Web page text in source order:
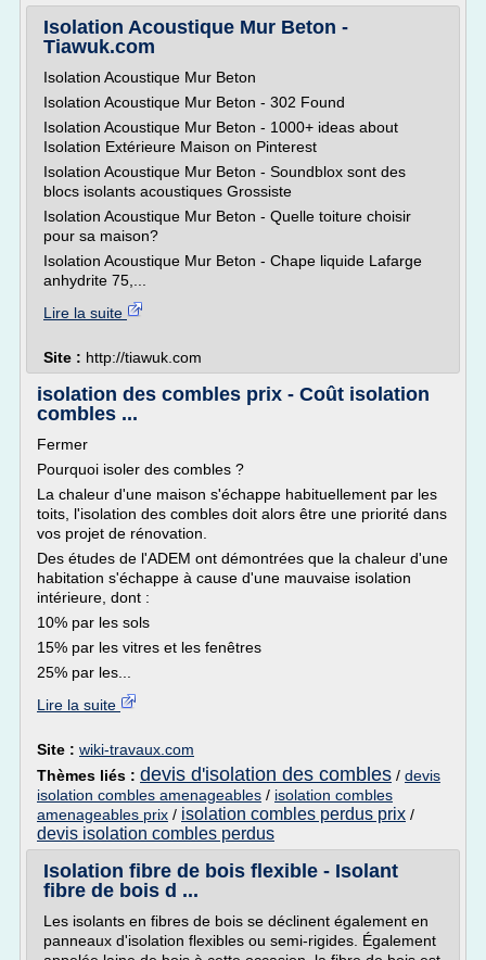
Isolation Acoustique Mur Beton -
Tiawuk.com
Isolation Acoustique Mur Beton
Isolation Acoustique Mur Beton - 302 Found
Isolation Acoustique Mur Beton - 1000+ ideas about
Isolation Extérieure Maison on Pinterest
Isolation Acoustique Mur Beton - Soundblox sont des
blocs isolants acoustiques Grossiste
Isolation Acoustique Mur Beton - Quelle toiture choisir
pour sa maison?
Isolation Acoustique Mur Beton - Chape liquide Lafarge
anhydrite 75,...
Lire la suite
Site : http://tiawuk.com
isolation des combles prix - Coût isolation
combles ...
Fermer
Pourquoi isoler des combles ?
La chaleur d'une maison s'échappe habituellement par les
toits, l'isolation des combles doit alors être une priorité dans
vos projet de rénovation.
Des études de l'ADEM ont démontrées que la chaleur d'une
habitation s'échappe à cause d'une mauvaise isolation
intérieure, dont :
10% par les sols
15% par les vitres et les fenêtres
25% par les...
Lire la suite
Site : wiki-travaux.com
Thèmes liés : devis d'isolation des combles / devis
isolation combles amenageables / isolation combles
amenageables prix / isolation combles perdus prix /
devis isolation combles perdus
Isolation fibre de bois flexible - Isolant
fibre de bois d ...
Les isolants en fibres de bois se déclinent également en
panneaux d'isolation flexibles ou semi-rigides. Également